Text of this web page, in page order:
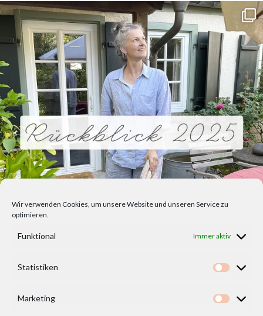
Wir verwenden Cookies, um unsere Website und unseren Service zu
optimieren.
Funktional Immer aktiv
Statistiken
Marketing